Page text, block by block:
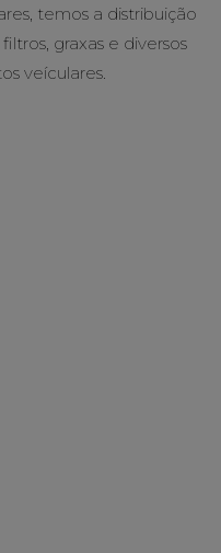
temos a distribuição
graxas e diversos
veículares.
para te